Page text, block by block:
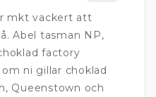
mkt vackert att
Abel tasman NP,
factory
ni gillar choklad
Queenstown och